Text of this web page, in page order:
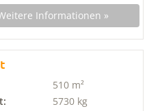
Informationen »
510 m²
5730 kg